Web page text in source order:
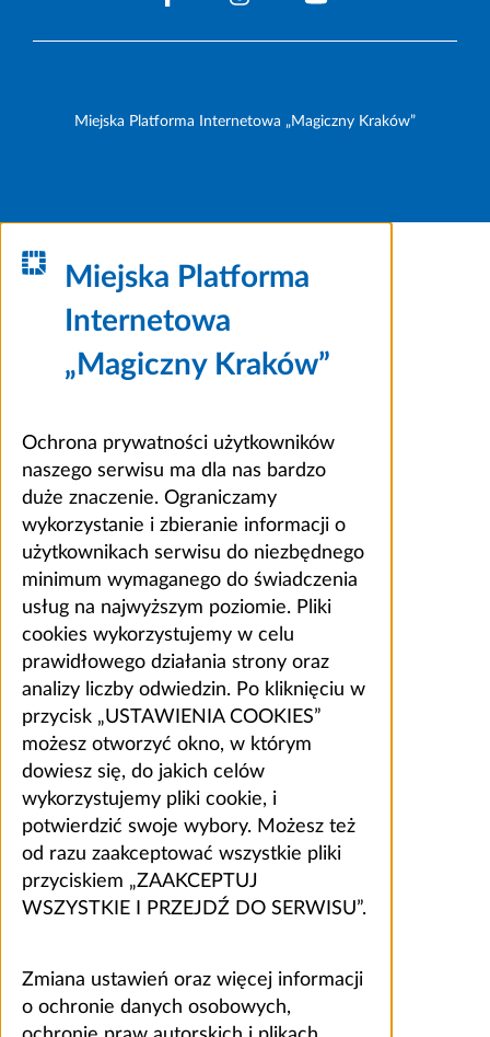
Miejska Platforma Internetowa „Magiczny Kraków”
Miejska Platforma
Internetowa
„Magiczny Kraków”
Ochrona prywatności użytkowników
naszego serwisu ma dla nas bardzo
duże znaczenie. Ograniczamy
wykorzystanie i zbieranie informacji o
użytkownikach serwisu do niezbędnego
minimum wymaganego do świadczenia
usług na najwyższym poziomie. Pliki
cookies wykorzystujemy w celu
prawidłowego działania strony oraz
analizy liczby odwiedzin. Po kliknięciu w
przycisk „USTAWIENIA COOKIES”
możesz otworzyć okno, w którym
dowiesz się, do jakich celów
wykorzystujemy pliki cookie, i
potwierdzić swoje wybory. Możesz też
od razu zaakceptować wszystkie pliki
przyciskiem „ZAAKCEPTUJ
WSZYSTKIE I PRZEJDŹ DO SERWISU”.
Zmiana ustawień oraz więcej informacji
o ochronie danych osobowych,